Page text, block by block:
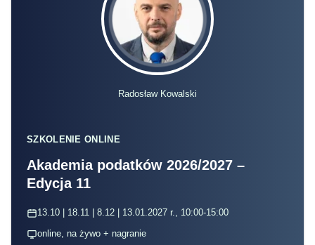
Radosław Kowalski
SZKOLENIE ONLINE
Akademia podatków 2026/2027 –
Edycja 11
13.10 | 18.11 | 8.12 | 13.01.2027 r., 10:00-15:00
online, na żywo + nagranie